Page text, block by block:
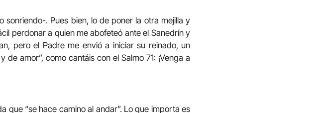
sonriendo-. Pues bien, lo de poner la otra mejilla y
perdonar a quien me abofeteó ante el Sanedrín y
pero el Padre me envió a iniciar su reinado, un
amor”, como cantáis con el Salmo 71: ¡Venga a
que “se hace camino al andar”. Lo que importa es